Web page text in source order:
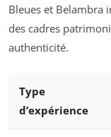
Bleues et Belambra
des cadres
authenticité.
Type
d’expérience